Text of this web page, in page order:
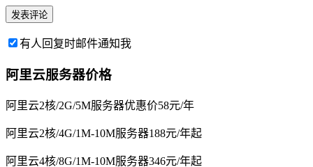
有人回复时邮件通知我
阿里云服务器价格
阿里云2核/2G/5M服务器优惠价58元/年
阿里云2核/4G/1M-10M服务器188元/年起
阿里云4核/8G/1M-10M服务器346元/年起